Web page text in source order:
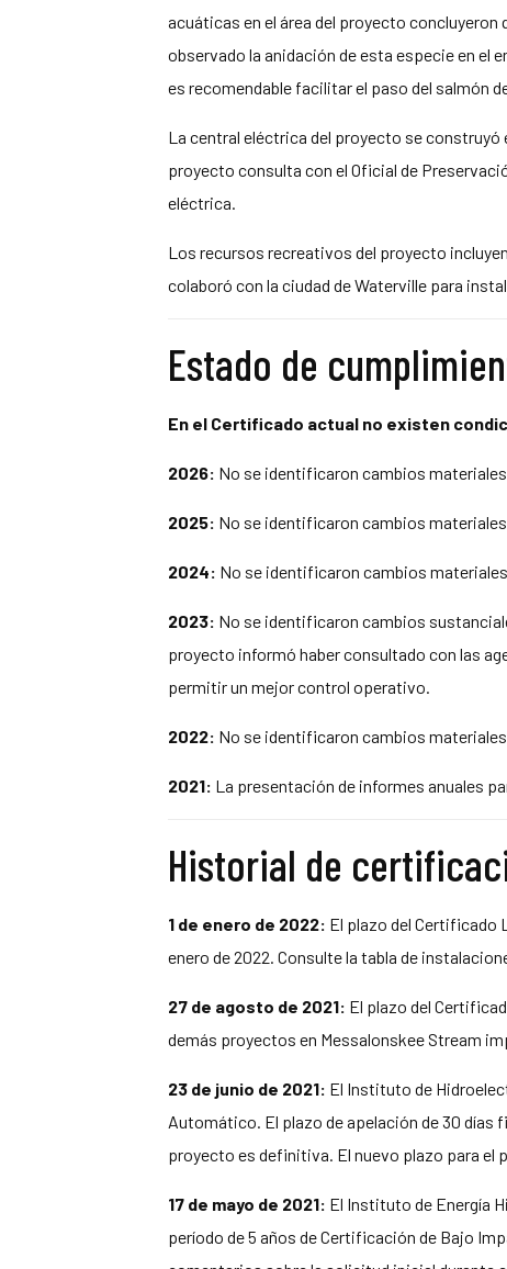
acuáticas en el área del proyecto
observado la anidación de esta especie en el
es recomendable facilitar el paso del salmón
La central eléctrica del proyecto se construyó
proyecto consulta con el Oficial de
eléctrica.
Los recursos recreativos del proyecto
colaboró con la ciudad de Waterville para
Estado de
En el Certificado actual no existen
2026: No se identificaron cambios
2025: No se identificaron cambios
2024: No se identificaron cambios
2023: No se identificaron cambios
proyecto informó haber consultado con las
permitir un mejor control operativo.
2022: No se identificaron cambios
2021: La presentación de informes anuales
Historial de
1 de enero de 2022: El plazo del Certificado
enero de 2022. Consulte la tabla de
27 de agosto de 2021: El plazo del
demás proyectos en Messalonskee Stream
23 de junio de 2021: El Instituto de
Automático. El plazo de apelación de 30 días
proyecto es definitiva. El nuevo plazo para el
17 de mayo de 2021: El Instituto de Energía
período de 5 años de Certificación de Bajo